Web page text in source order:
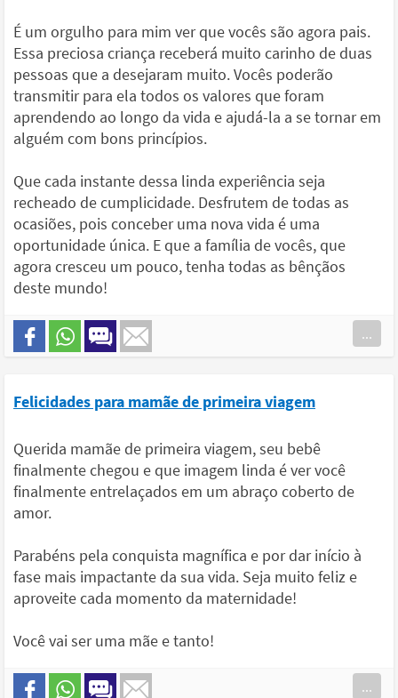
É um orgulho para mim ver que vocês são agora pais.
Essa preciosa criança receberá muito carinho de duas
pessoas que a desejaram muito. Vocês poderão
transmitir para ela todos os valores que foram
aprendendo ao longo da vida e ajudá-la a se tornar em
alguém com bons princípios.
Que cada instante dessa linda experiência seja
recheado de cumplicidade. Desfrutem de todas as
ocasiões, pois conceber uma nova vida é uma
oportunidade única. E que a família de vocês, que
agora cresceu um pouco, tenha todas as bênçãos
deste mundo!
...
Felicidades para mamãe de primeira viagem
Querida mamãe de primeira viagem, seu bebê
finalmente chegou e que imagem linda é ver você
finalmente entrelaçados em um abraço coberto de
amor.
Parabéns pela conquista magnífica e por dar início à
fase mais impactante da sua vida. Seja muito feliz e
aproveite cada momento da maternidade!
Você vai ser uma mãe e tanto!
...